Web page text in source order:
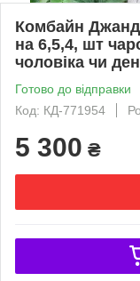
Комбайн
на 6,5,4, шт
чоловіка чи
Готово до відправки
Код: КД-771954
5 300 ₴